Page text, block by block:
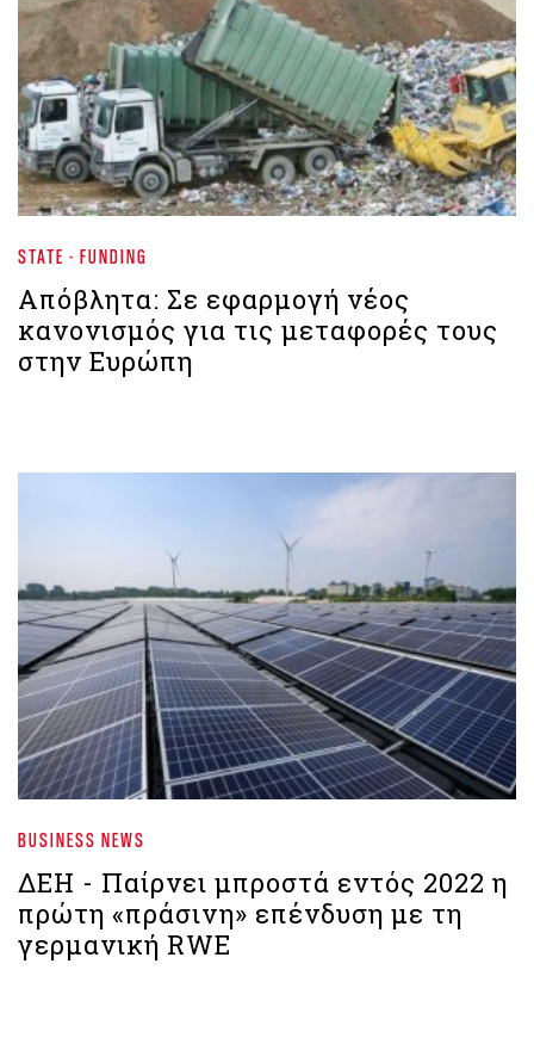
STATE - FUNDING
Απόβλητα: Σε εφαρμογή νέος
κανονισμός για τις μεταφορές τους
στην Ευρώπη
BUSINESS NEWS
ΔΕΗ - Παίρνει μπροστά εντός 2022 η
πρώτη «πράσινη» επένδυση με τη
γερμανική RWE